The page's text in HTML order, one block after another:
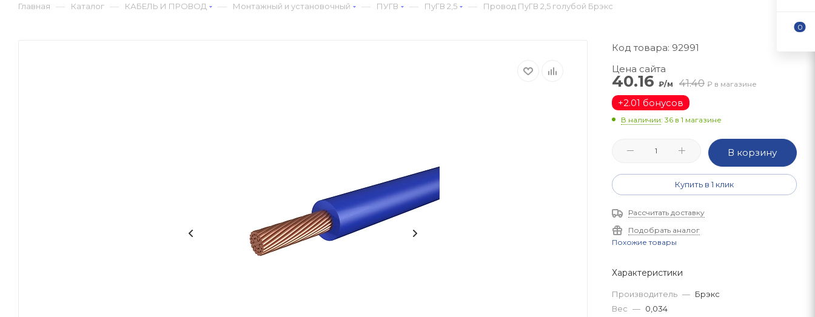
Главная — Каталог — КАБЕЛЬ И ПРОВОД — Монтажный и установочный — ПУГВ — ПуГВ 2,5 — Провод ПуГВ 2,5 голубой Брэкс
Код товара: 92991
Цена сайта
40.16 ₽/м 41.40 ₽ в магазине
+2.01 бонусов
В наличии: 36 в 1 магазине
В корзину
Купить в 1 клик
Рассчитать доставку
Подобрать аналог
Похожие товары
Характеристики
Производитель — Брэкс
Вес — 0,034
0